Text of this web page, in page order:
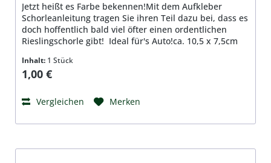
Jetzt heißt es Farbe bekennen!Mit dem Aufkleber
Schorleanleitung tragen Sie ihren Teil dazu bei, dass es
doch hoffentlich bald viel öfter einen ordentlichen
Rieslingschorle gibt! Ideal für's Auto!ca. 10,5 x 7,5cm
Inhalt: 1 Stück
Regulärer Preis:
1,00 €
Vergleichen Merken